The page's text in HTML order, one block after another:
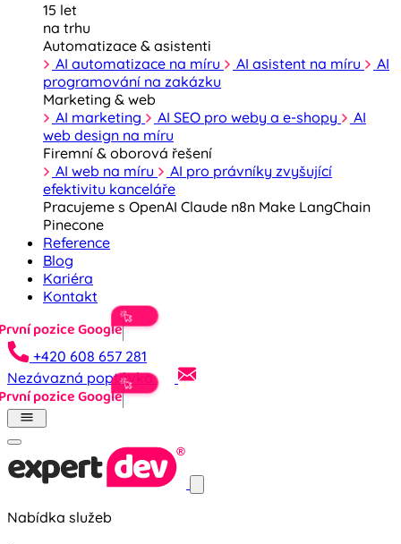
15 let
na trhu
Automatizace & asistenti
AI automatizace na míru
AI asistent na míru
AI
programování na zakázku
Marketing & web
AI marketing
AI SEO pro weby a e-shopy
AI
web design na míru
Firemní & oborová řešení
AI web na míru
AI pro právníky zvyšující
efektivitu kanceláře
Pracujeme s OpenAI Claude n8n Make LangChain
Pinecone
Reference
Blog
Kariéra
Kontakt
+420 608 657 281
Nezávazná poptávka
Nabídka služeb